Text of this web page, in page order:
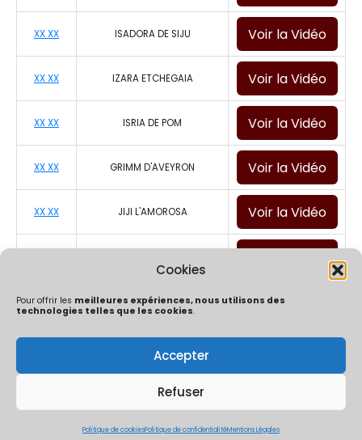
Cookies
Pour offrir les meilleures expériences, nous utilisons des
technologies telles que les cookies.
Accepter
Refuser
Politique de cookiesPolitique de confidentialitéMentions Légales
XX XX ISADORA DE SIJU Voir la Vidéo
XX XX IZARA ETCHEGAIA Voir la Vidéo
XX XX ISRIA DE POM Voir la Vidéo
XX XX GRIMM D'AVEYRON Voir la Vidéo
XX XX JIJI L'AMOROSA Voir la Vidéo
Politique de confidentialité
Politique de cookies (UE)
Thibaut Mouly & Co | 2026